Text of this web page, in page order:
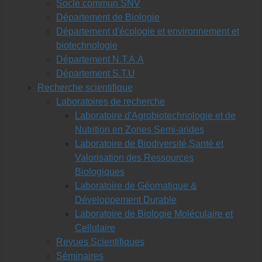
Socle commun SNV
Département de Biologie
Département d'écologie et environnement et
biotechnologie
Département N.T.A.A
Département S.T.U
Recherche scientifique
Laboratoires de recherche
Laboratoire d'Agrobiotechnologie et de
Nutrition en Zones Semi-arides
Laboratoire de Biodiversité,Santé et
Valorisation des Ressources
Biologiques
Laboratoire de Géomatique &
Développement Durable
Laboratoire de Biologie Moléculaire et
Cellulaire
Revues Scientifiques
Séminaires